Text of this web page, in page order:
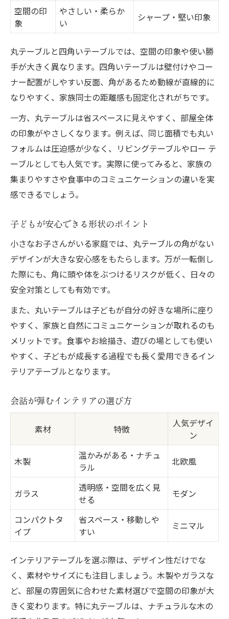
空間の印
象
やさしい・柔らか
い
シャープ・堅い印象
丸テーブルと四角いテーブルでは、空間の印象や使い勝
手が大きく異なります。四角いテーブルは壁付けやコー
ナー配置がしやすい反面、角があるため動線が直線的に
なりやすく、家族同士の距離感も固定化されがちです。
一方、丸テーブルは省スペースに見えやすく、部屋全体
の印象がやさしくなります。例えば、同じ面積でも丸い
フォルムは圧迫感が少なく、リビングテーブルやロー テ
ーブルとしても人気です。実際に使ってみると、家族の
集まりやすさや食事中のコミュニケーションの違いを実
感できるでしょう。
子どもが安心できる形状のポイント
小さなお子さんがいる家庭では、丸テーブルの角がない
デザインが大きな安心感をもたらします。万が一転倒し
た際にも、角に頭や体をぶつけるリスクが低く、日々の
安全対策としても有効です。
また、丸いテーブルは子どもが自分の好きな場所に座り
やすく、家族と自然にコミュニケーションが取れるのも
メリットです。食事やお絵描き、遊びの場としても使い
やすく、子どもが成長する過程でも長く愛用できるイン
テリアテーブルとなります。
会話が弾むインテリアの選び方
素材 特徴
人気デザイ
ン
木製
温かみがある・ナチュ
ラル
北欧風
ガラス
透明感・空間を広く見
せる
モダン
コンパクトタ
イプ
省スペース・移動しや
すい
ミニマル
インテリアテーブルを選ぶ際は、デザイン性だけでな
く、素材やサイズにも注目しましょう。木製やガラスな
ど、部屋の雰囲気に合わせた素材選びで空間の印象が大
きく変わります。特に丸テーブルは、ナチュラルな木の